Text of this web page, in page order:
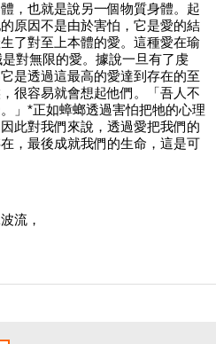
，也就是說另一個物質身體。起
原因不是由於害怕，它是愛的結
了對至上本體的愛。這種愛在瑜
對無限的愛。據說一旦有了虔
是透過這最高的愛達到存在的至
很容易就會想起他們。「吾人不
」*正如蟑螂透過害怕把牠的心理
此對我們來說，透過愛把我們的
，最後成就我們的生命，這是可
流，